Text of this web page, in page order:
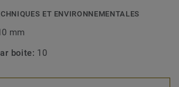
ET ENVIRONNEMENTALES
mm
boite: 10